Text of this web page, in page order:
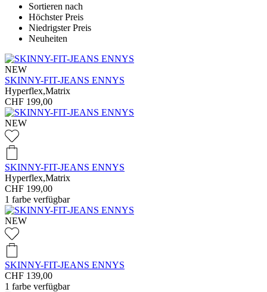
Sortieren nach
Höchster Preis
Niedrigster Preis
Neuheiten
NEW
SKINNY-FIT-JEANS ENNYS
Hyperflex,Matrix
CHF 199,00
NEW
SKINNY-FIT-JEANS ENNYS
Hyperflex,Matrix
CHF 199,00
1 farbe verfügbar
NEW
SKINNY-FIT-JEANS ENNYS
CHF 139,00
1 farbe verfügbar